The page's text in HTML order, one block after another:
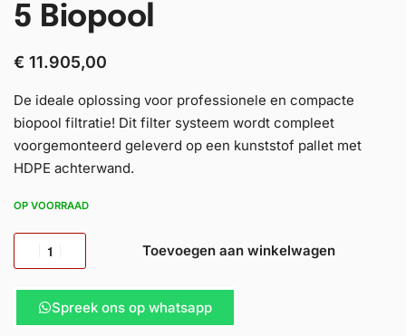
5 Biopool
€ 11.905,00
De ideale oplossing voor professionele en compacte
biopool filtratie! Dit filter systeem wordt compleet
voorgemonteerd geleverd op een kunststof pallet met
HDPE achterwand.
OP VOORRAAD
Toevoegen aan winkelwagen
Spreek ons op whatsapp